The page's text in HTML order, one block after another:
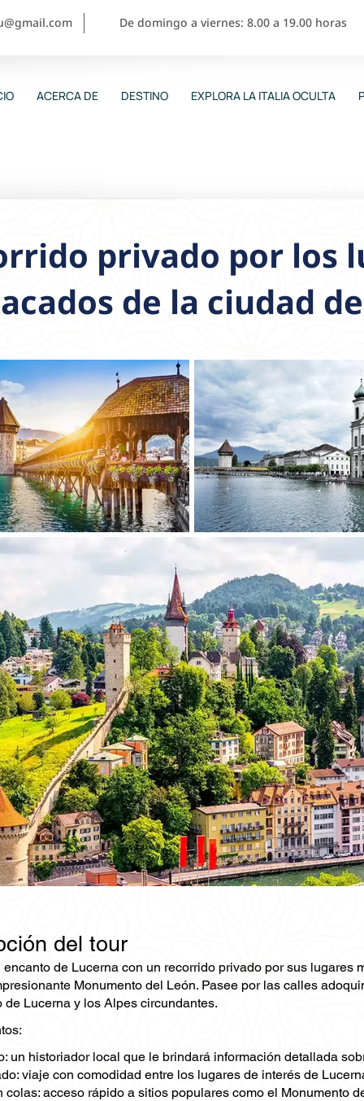
De domingo a viernes: 8.00 a 19.00 horas
ACERCA DE DESTINO EXPLORA LA ITALIA OCULTA
privado por los
de la ciudad
del tour
de Lucerna con un recorrido privado por sus
Monumento del León. Pasee por las calles
de Lucerna y los Alpes circundantes.
un historiador local que le brindará información detallada
viaje con comodidad entre los lugares de interés de
colas: acceso rápido a sitios populares como el Monumento